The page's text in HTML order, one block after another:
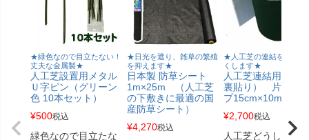
★緑色なので目立たない！
丈夫な金属製★
人工芝設置用メタル
Ｕ字ピン（グリーン
色 10本セット）
¥500税込
緑色なので目立たな
★日光を遮り、雑草の繁殖
を抑えます★
日本製 防草シート
1m×25m （人工芝
の下敷きに最適の国
産防草シート）
¥4,270税込
★人工芝の連結を目立た
くします★
人工芝連結用（継
裏貼り） 片面テ
プ15cm×10m
¥2,700税込
人工芝どうしの接